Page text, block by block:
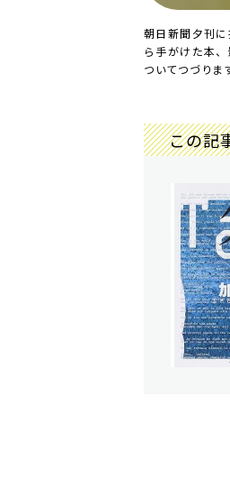
朝日新聞夕刊
ら手がけた本
ついてつづりま
この記